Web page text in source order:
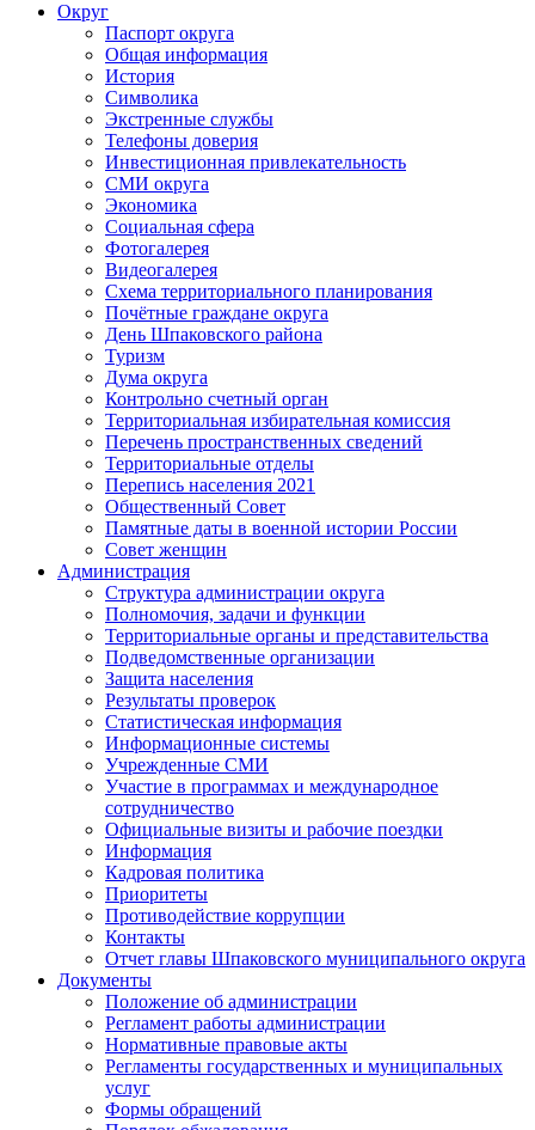
Округ
Паспорт округа
Общая информация
История
Символика
Экстренные службы
Телефоны доверия
Инвестиционная привлекательность
СМИ округа
Экономика
Социальная сфера
Фотогалерея
Видеогалерея
Схема территориального планирования
Почётные граждане округа
День Шпаковского района
Туризм
Дума округа
Контрольно счетный орган
Территориальная избирательная комиссия
Перечень пространственных сведений
Территориальные отделы
Перепись населения 2021
Общественный Совет
Памятные даты в военной истории России
Совет женщин
Администрация
Структура администрации округа
Полномочия, задачи и функции
Территориальные органы и представительства
Подведомственные организации
Защита населения
Результаты проверок
Статистическая информация
Информационные системы
Учрежденные СМИ
Участие в программах и международное
сотрудничество
Официальные визиты и рабочие поездки
Информация
Кадровая политика
Приоритеты
Противодействие коррупции
Контакты
Отчет главы Шпаковского муниципального округа
Документы
Положение об администрации
Регламент работы администрации
Нормативные правовые акты
Регламенты государственных и муниципальных
услуг
Формы обращений